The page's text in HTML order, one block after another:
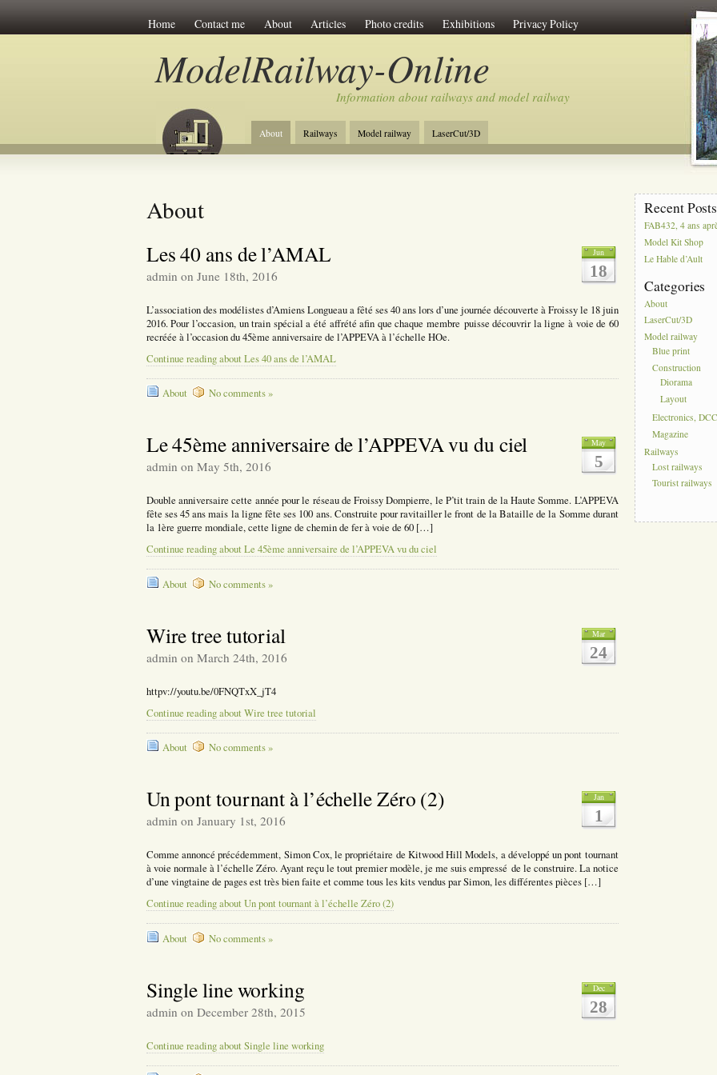
Home Contact me About Articles Photo credits Exhibitions Privacy Policy
ModelRailway-Online
Information about railways and model railway
About Railways Model railway LaserCut/3D
About
Jun
18
Les 40 ans de l’AMAL
admin on June 18th, 2016
L’association des modélistes d’Amiens Longueau a fêté ses 40 ans lors d’une journée découverte à Froissy le 18 juin
2016. Pour l’occasion, un train spécial a été affrété afin que chaque membre puisse découvrir la ligne à voie de 60
recréée à l’occasion du 45ème anniversaire de l’APPEVA à l’échelle HOe.
Continue reading about Les 40 ans de l’AMAL
About No comments »
May
5
Le 45ème anniversaire de l’APPEVA vu du ciel
admin on May 5th, 2016
Double anniversaire cette année pour le réseau de Froissy Dompierre, le P’tit train de la Haute Somme. L’APPEVA
fête ses 45 ans mais la ligne fête ses 100 ans. Construite pour ravitailler le front de la Bataille de la Somme durant
la 1ère guerre mondiale, cette ligne de chemin de fer à voie de 60 […]
Continue reading about Le 45ème anniversaire de l’APPEVA vu du ciel
About No comments »
Mar
24
Wire tree tutorial
admin on March 24th, 2016
httpv://youtu.be/0FNQTxX_jT4
Continue reading about Wire tree tutorial
About No comments »
Jan
1
Un pont tournant à l’échelle Zéro (2)
admin on January 1st, 2016
Comme annoncé précédemment, Simon Cox, le propriétaire de Kitwood Hill Models, a développé un pont tournant
à voie normale à l’échelle Zéro. Ayant reçu le tout premier modèle, je me suis empressé de le construire. La notice
d’une vingtaine de pages est très bien faite et comme tous les kits vendus par Simon, les différentes pièces […]
Continue reading about Un pont tournant à l’échelle Zéro (2)
About No comments »
Dec
28
Single line working
admin on December 28th, 2015
Continue reading about Single line working
Recent Posts
FAB432, 4 ans
Model Kit Shop
Le Hable d’Ault
Categories
About
LaserCut/3D
Model railway
Blue print
Construction
Diorama
Layout
Electronics,
Magazine
Railways
Lost railways
Tourist railways